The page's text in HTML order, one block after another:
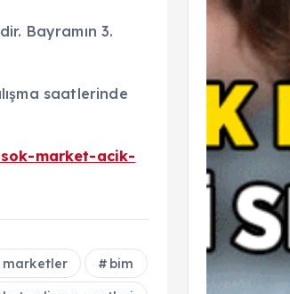
Bayramın 3.
saatlerinde
market-acik-
bim